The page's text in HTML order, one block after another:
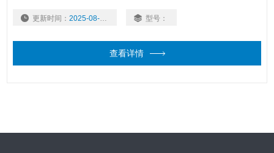
更新时间： 2025-08-05 型号：
查看详情